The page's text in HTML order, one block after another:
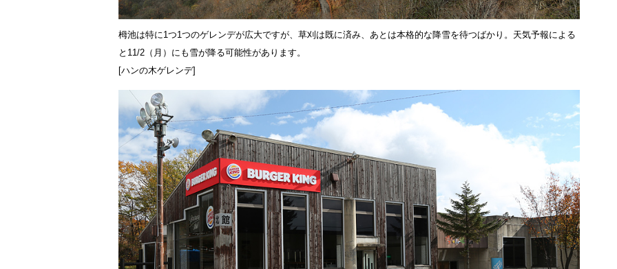
栂池は特に1つ1つのゲレンデが広大ですが、草刈は既に済み、あとは本格的な降雪を待つばかり。天気予報による
と11/2（月）にも雪が降る可能性があります。
[ハンの木ゲレンデ]